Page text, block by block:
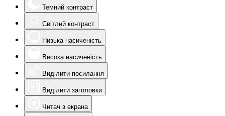
Темний контраст
Світлий контраст
Низька насиченість
Висока насиченість
Виділити посилання
Виділити заголовки
Читач з екрана